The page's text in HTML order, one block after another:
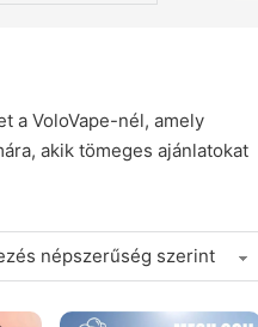
a VoloVape-nél, amely
akik tömeges ajánlatokat